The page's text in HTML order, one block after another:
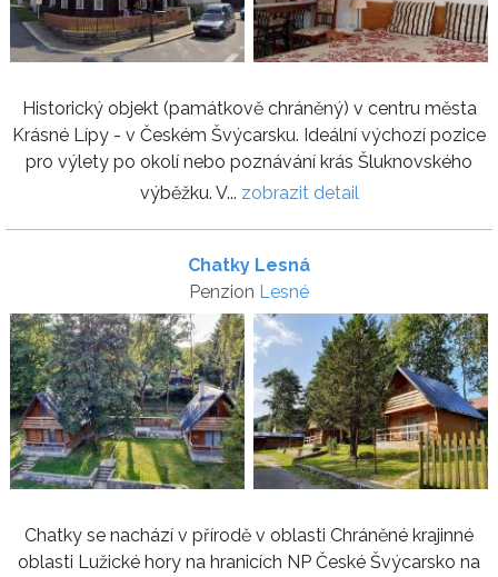
Historický objekt (památkově chráněný) v centru města
Krásné Lípy - v Českém Švýcarsku. Ideální výchozí pozice
pro výlety po okolí nebo poznávání krás Šluknovského
výběžku. V... zobrazit detail
Chatky Lesná
Penzion Lesné
Chatky se nachází v přírodě v oblasti Chráněné krajinné
oblasti Lužické hory na hranicích NP České Švýcarsko na